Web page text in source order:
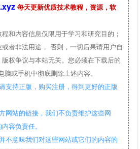
每天更新优质技术教程，资源，软
和内容信息仅限用于学习和研究目的；
者非法用途， 否则，一切后果请用户自
权争议与本站无关。您必须在下载后的
或手机中彻底删除上述内容。
支持正版，购买注册，得到更好的正版
网站的链接，我们不负责维护这些网
容负责任。
不意味我们对这些网站或它们的内容的